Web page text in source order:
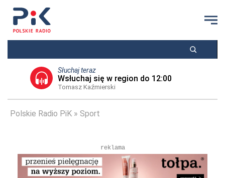
Słuchaj teraz
Wsłuchaj się w region do 12:00
Tomasz Kaźmierski
Polskie Radio PiK Sport
reklama